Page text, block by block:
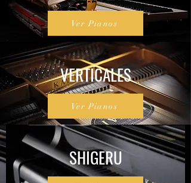
Ver Pianos
VERTICALES
Ver Pianos
SHIGERU